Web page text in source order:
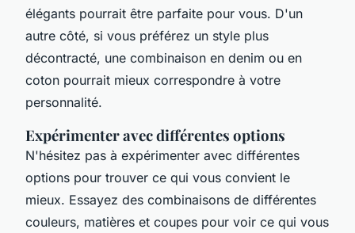
élégants pourrait être parfaite pour vous. D'un
autre côté, si vous préférez un style plus
décontracté, une combinaison en denim ou en
coton pourrait mieux correspondre à votre
personnalité.
Expérimenter avec différentes options
N'hésitez pas à expérimenter avec différentes
options pour trouver ce qui vous convient le
mieux. Essayez des combinaisons de différentes
couleurs, matières et coupes pour voir ce qui vous